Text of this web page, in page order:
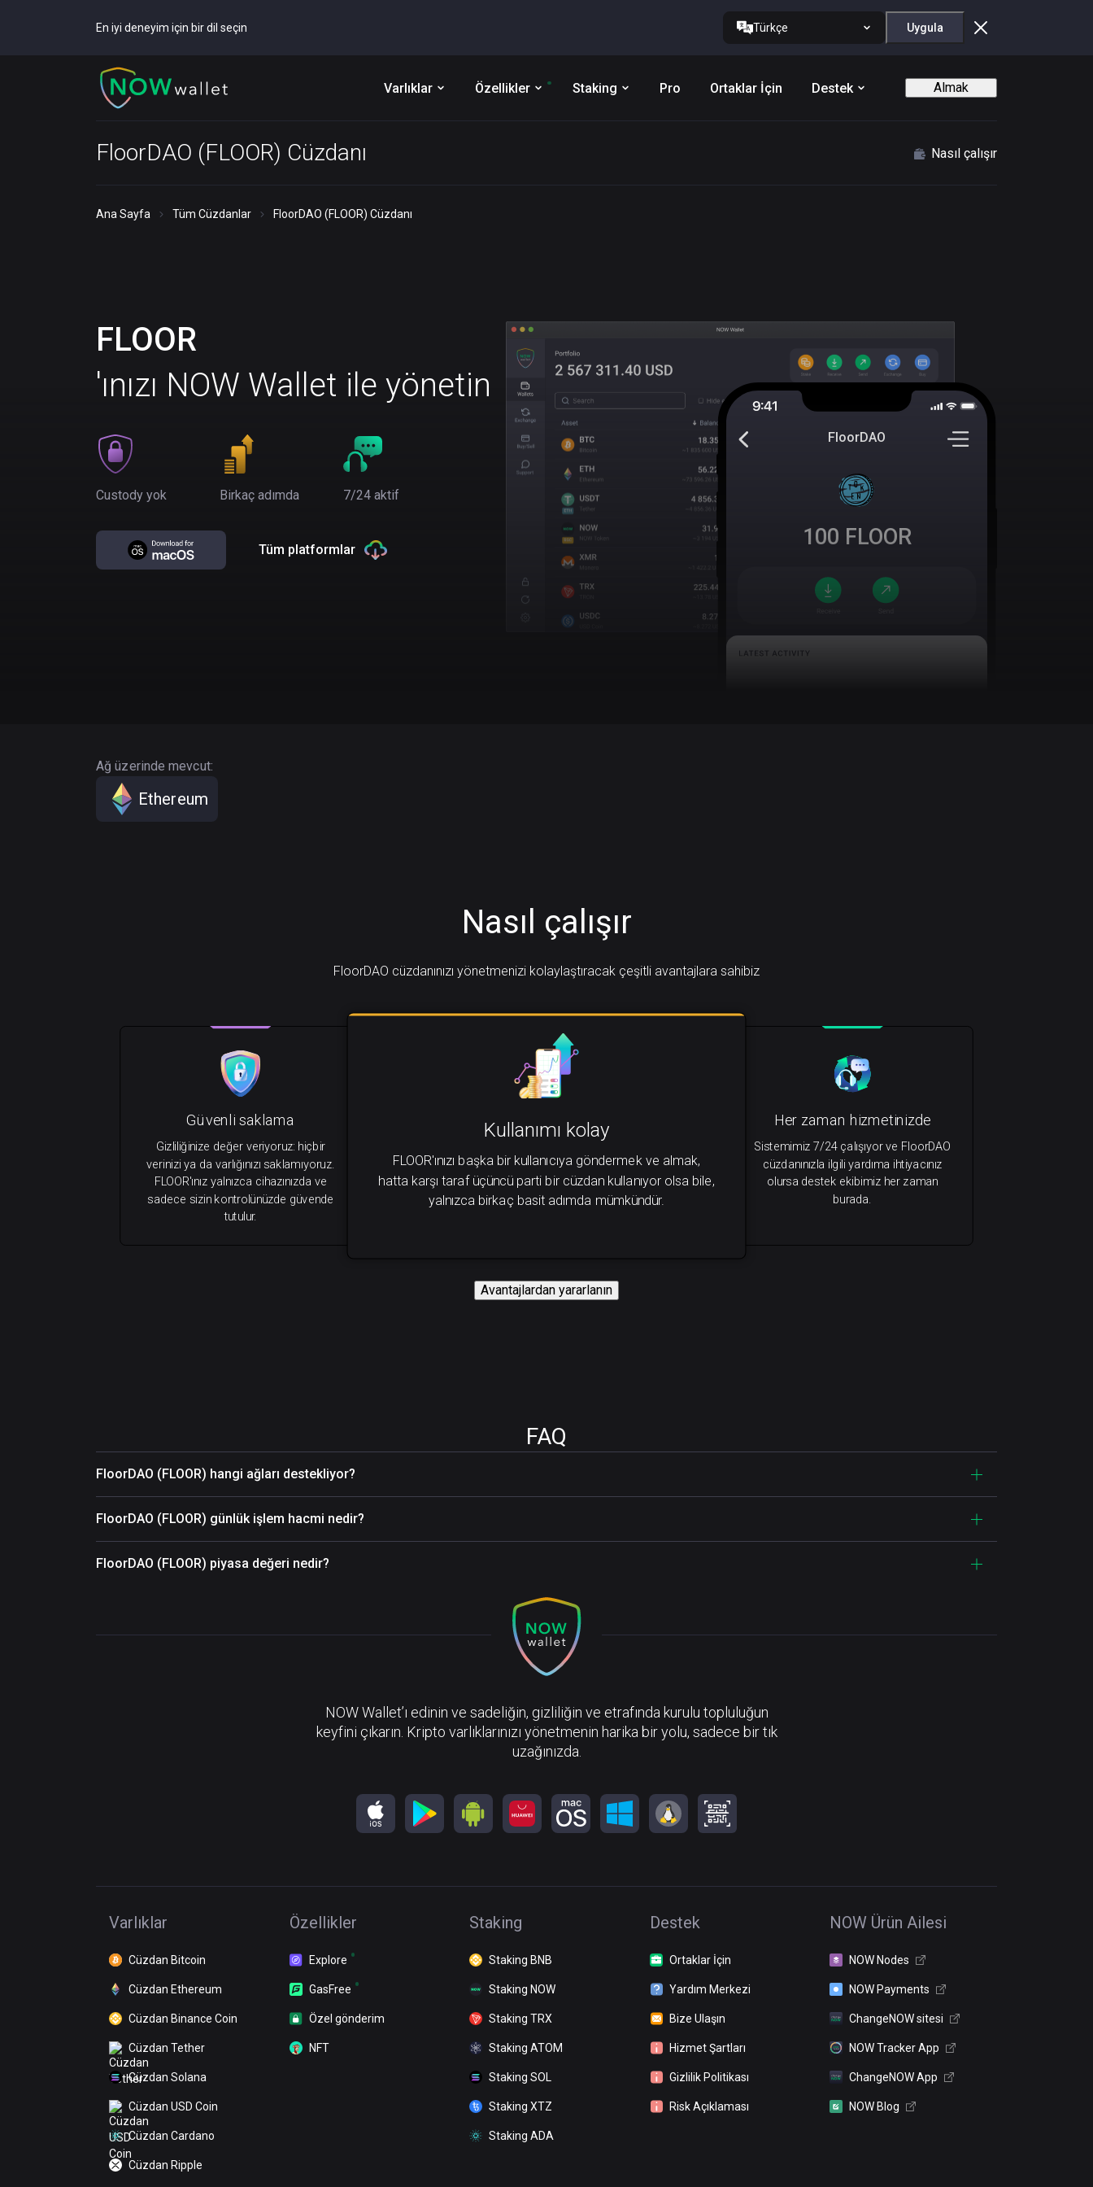
En iyi deneyim için bir dil seçin Türkçe Uygula
Varlıklar Özellikler Staking Pro Ortaklar İçin Destek Almak
FloorDAO (FLOOR) Cüzdanı Nasıl çalışır
Ana Sayfa Tüm Cüzdanlar FloorDAO (FLOOR) Cüzdanı
FLOOR
'ınızı NOW Wallet ile yönetin
Custody yok Birkaç adımda 7/24 aktif
Tüm platformlar
FloorDAO
100 FLOOR
Ağ üzerinde mevcut:
Ethereum
Nasıl çalışır
FloorDAO cüzdanınızı yönetmenizi kolaylaştıracak çeşitli avantajlara sahibiz
Kullanımı kolay
FLOOR'ınızı başka bir kullanıcıya göndermek ve almak,
hatta karşı taraf üçüncü parti bir cüzdan kullanıyor olsa bile,
yalnızca birkaç basit adımda mümkündür.
Her zaman hizmetinizde
Sistemimiz 7/24 çalışıyor ve FloorDAO
cüzdanınızla ilgili yardıma ihtiyacınız
olursa destek ekibimiz her zaman
burada.
Güvenli saklama
Gizliliğinize değer veriyoruz: hiçbir
verinizi ya da varlığınızı saklamıyoruz.
FLOOR'ınız yalnızca cihazınızda ve
sadece sizin kontrolünüzde güvende
tutulur.
Avantajlardan yararlanın
FAQ
FloorDAO (FLOOR) hangi ağları destekliyor?
FloorDAO (FLOOR) günlük işlem hacmi nedir?
FloorDAO (FLOOR) piyasa değeri nedir?
NOW Wallet’ı edinin ve sadeliğin, gizliliğin ve etrafında kurulu topluluğun
keyfini çıkarın. Kripto varlıklarınızı yönetmenin harika bir yolu, sadece bir tık
uzağınızda.
Varlıklar
Cüzdan Bitcoin
Cüzdan Ethereum
Cüzdan Binance Coin
Cüzdan Tether
Cüzdan Solana
Cüzdan USD Coin
Cüzdan Cardano
Cüzdan Ripple
Özellikler
Explore
GasFree
Özel gönderim
NFT
Staking
Staking BNB
Staking NOW
Staking TRX
Staking ATOM
Staking SOL
Staking XTZ
Staking ADA
Destek
Ortaklar İçin
Yardım Merkezi
Bize Ulaşın
Hizmet Şartları
Gizlilik Politikası
Risk Açıklaması
NOW Ürün Ailesi
NOW Nodes
NOW Payments
ChangeNOW sitesi
NOW Tracker App
ChangeNOW App
NOW Blog